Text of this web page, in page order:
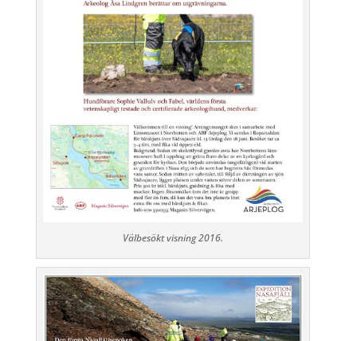
Välbesökt visning 2016.